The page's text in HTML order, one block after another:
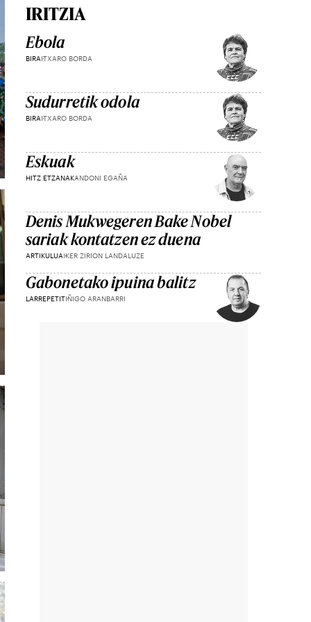
IRITZIA
Ebola
BIRAITXARO BORDA
Sudurretik odola
BIRAITXARO BORDA
Eskuak
HITZ ETZANAKANDONI EGAÑA
Denis Mukwegeren Bake Nobel
sariak kontatzen ez duena
ARTIKULUAIKER ZIRION LANDALUZE
Gabonetako ipuina balitz
LARREPETITIÑIGO ARANBARRI